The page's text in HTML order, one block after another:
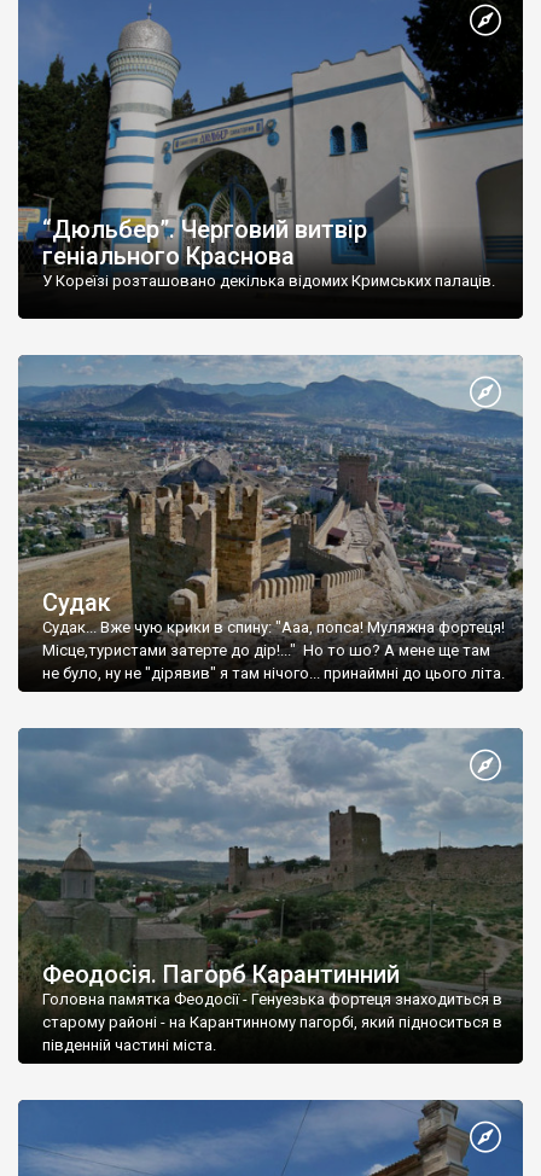
“Дюльбер”. Черговий витвір
геніального Краснова
У Кореїзі розташовано декілька відомих Кримських палаців.
Судак
Судак... Вже чую крики в спину: "Ааа, попса! Муляжна фортеця!
Місце,туристами затерте до дір!..." Но то шо? А мене ще там
не було, ну не "дірявив" я там нічого... принаймні до цього літа.
Феодосія. Пагорб Карантинний
Головна памятка Феодосії - Генуезька фортеця знаходиться в
старому районі - на Карантинному пагорбі, який підноситься в
південній частині міста.